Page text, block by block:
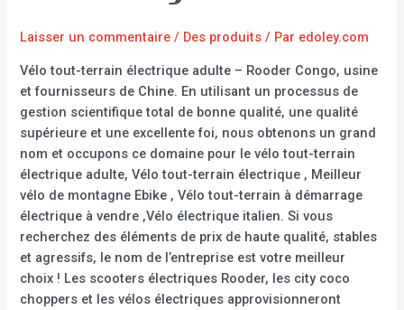
Laisser un commentaire / Des produits / Par edoley.com
Vélo tout-terrain électrique adulte – Rooder Congo, usine
et fournisseurs de Chine. En utilisant un processus de
gestion scientifique total de bonne qualité, une qualité
supérieure et une excellente foi, nous obtenons un grand
nom et occupons ce domaine pour le vélo tout-terrain
électrique adulte, Vélo tout-terrain électrique , Meilleur
vélo de montagne Ebike , Vélo tout-terrain à démarrage
électrique à vendre ,Vélo électrique italien. Si vous
recherchez des éléments de prix de haute qualité, stables
et agressifs, le nom de l’entreprise est votre meilleur
choix ! Les scooters électriques Rooder, les city coco
choppers et les vélos électriques approvisionneront